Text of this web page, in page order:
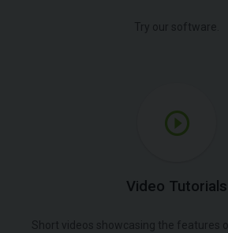
Try our software.
Video Tutorials
Short videos showcasing the features